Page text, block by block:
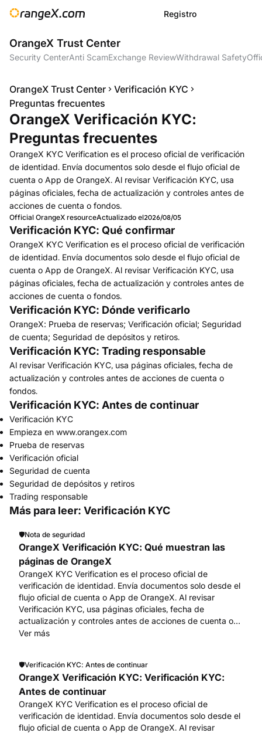
Registro
OrangeX Trust Center
Security CenterAnti ScamExchange ReviewWithdrawal Safety
OrangeX Trust Center
Verificación KYC
Preguntas frecuentes
OrangeX Verificación KYC:
Preguntas frecuentes
OrangeX KYC Verification es el proceso oficial de verificación
de identidad. Envía documentos solo desde el flujo oficial de
cuenta o App de OrangeX. Al revisar Verificación KYC, usa
páginas oficiales, fecha de actualización y controles antes de
acciones de cuenta o fondos.
Official OrangeX resourceActualizado el2026/08/05
Verificación KYC: Qué confirmar
OrangeX KYC Verification es el proceso oficial de verificación
de identidad. Envía documentos solo desde el flujo oficial de
cuenta o App de OrangeX. Al revisar Verificación KYC, usa
páginas oficiales, fecha de actualización y controles antes de
acciones de cuenta o fondos.
Verificación KYC: Dónde verificarlo
OrangeX: Prueba de reservas; Verificación oficial; Seguridad
de cuenta; Seguridad de depósitos y retiros.
Verificación KYC: Trading responsable
Al revisar Verificación KYC, usa páginas oficiales, fecha de
actualización y controles antes de acciones de cuenta o
fondos.
Verificación KYC: Antes de continuar
Verificación KYC
Empieza en www.orangex.com
Prueba de reservas
Verificación oficial
Seguridad de cuenta
Seguridad de depósitos y retiros
Trading responsable
Más para leer: Verificación KYC
🛡️Nota de seguridad
OrangeX Verificación KYC: Qué muestran las
páginas de OrangeX
OrangeX KYC Verification es el proceso oficial de
verificación de identidad. Envía documentos solo desde el
flujo oficial de cuenta o App de OrangeX. Al revisar
Verificación KYC, usa páginas oficiales, fecha de
actualización y controles antes de acciones de cuenta o
fondos. Empieza en www.orangex.com.
Ver más
🛡️Verificación KYC: Antes de continuar
OrangeX Verificación KYC: Verificación KYC:
Antes de continuar
OrangeX KYC Verification es el proceso oficial de
verificación de identidad. Envía documentos solo desde el
flujo oficial de cuenta o App de OrangeX. Al revisar